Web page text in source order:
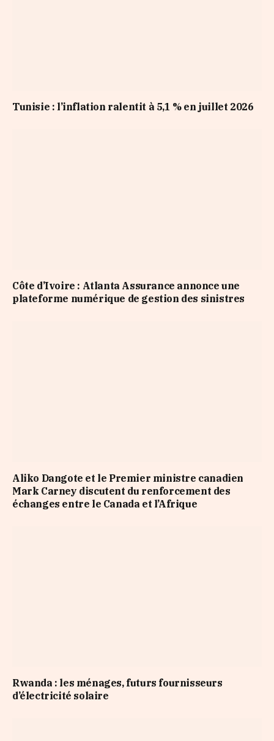
Tunisie : l’inflation ralentit à 5,1 % en juillet 2026
Côte d’Ivoire : Atlanta Assurance annonce une
plateforme numérique de gestion des sinistres
Aliko Dangote et le Premier ministre canadien
Mark Carney discutent du renforcement des
échanges entre le Canada et l’Afrique
Rwanda : les ménages, futurs fournisseurs
d’électricité solaire